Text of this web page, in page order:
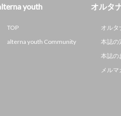
youth
TOP
alterna youth Community
オルタ
オルタ
本誌の
本誌の
メルマ